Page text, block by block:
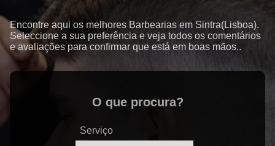
Encontre aqui os melhores Barbearias em Sintra(Lisboa).
Seleccione a sua preferência e veja todos os comentários
e avaliações para confirmar que está em boas mãos..
O que procura?
Serviço